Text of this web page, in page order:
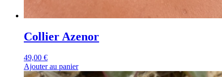
Collier Azenor
49,00 €
Ajouter au panier